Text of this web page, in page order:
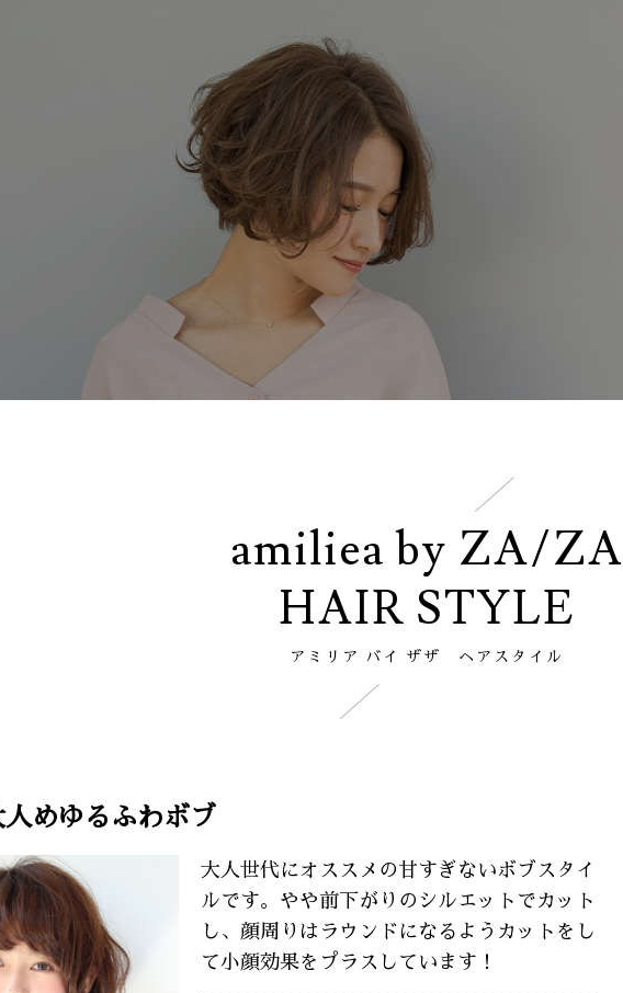
amiliea by ZA/ZA
HAIR STYLE
アミリア バイ ザザ ヘアスタイル
めゆるふわボブ
大人世代にオススメの甘すぎないボブスタイ
ルです。やや前下がりのシルエットでカット
し、顔周りはラウンドになるようカットをし
て小顔効果をプラスしています！